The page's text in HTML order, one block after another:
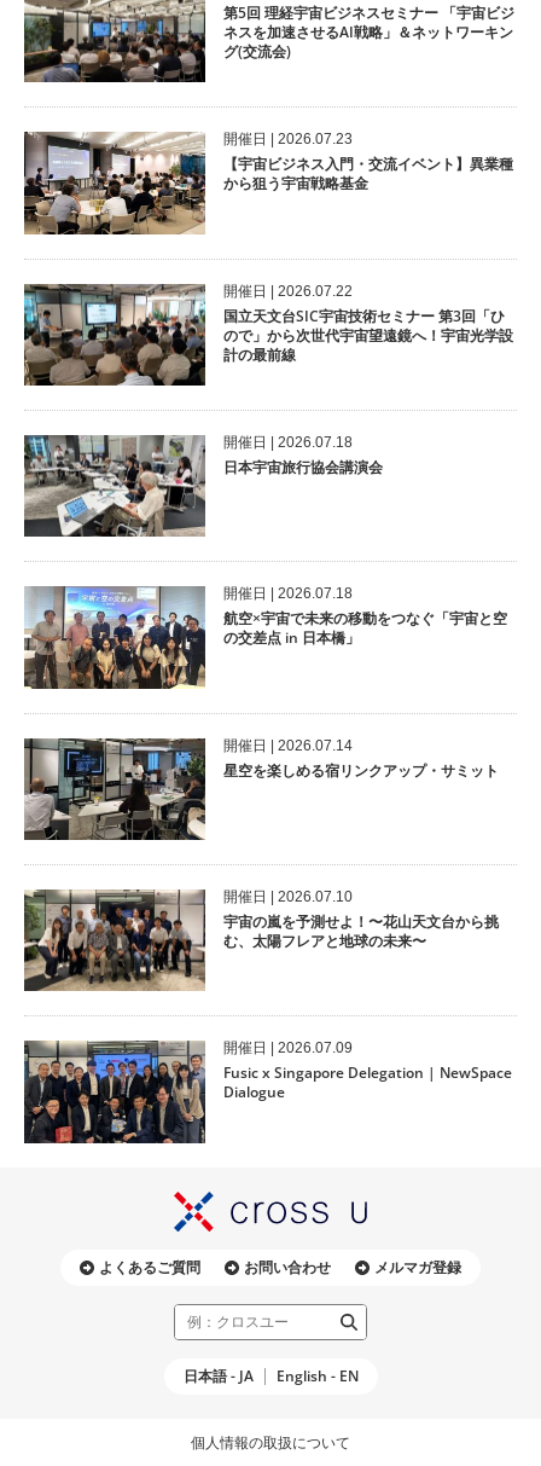
第5回 理経宇宙ビジネスセミナー 「宇宙ビジ
ネスを加速させるAI戦略」＆ネットワーキン
グ(交流会)
開催⽇ | 2026.07.23
【宇宙ビジネス入門・交流イベント】異業種
から狙う宇宙戦略基金
開催⽇ | 2026.07.22
国立天文台SIC宇宙技術セミナー 第3回「ひ
ので」から次世代宇宙望遠鏡へ！宇宙光学設
計の最前線
開催⽇ | 2026.07.18
日本宇宙旅行協会講演会
開催⽇ | 2026.07.18
航空×宇宙で未来の移動をつなぐ「宇宙と空
の交差点 in 日本橋」
開催⽇ | 2026.07.14
星空を楽しめる宿リンクアップ・サミット
開催⽇ | 2026.07.10
宇宙の嵐を予測せよ！〜花山天文台から挑
む、太陽フレアと地球の未来〜
開催⽇ | 2026.07.09
Fusic x Singapore Delegation | NewSpace
Dialogue
よくあるご質問 お問い合わせ メルマガ登録
日本語 - JA English - EN
個人情報の取扱について